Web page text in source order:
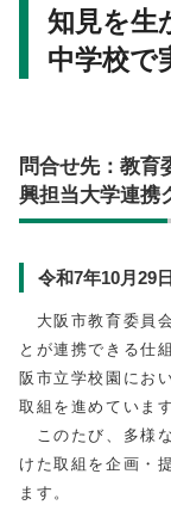
知見を生
中学校で
問合せ先：教育
興担当大学連携
令和7年10月29
大阪市教育委員
とが連携できる仕
阪市立学校園にお
取組を進めています
このたび、多様
けた取組を企画・
ます。